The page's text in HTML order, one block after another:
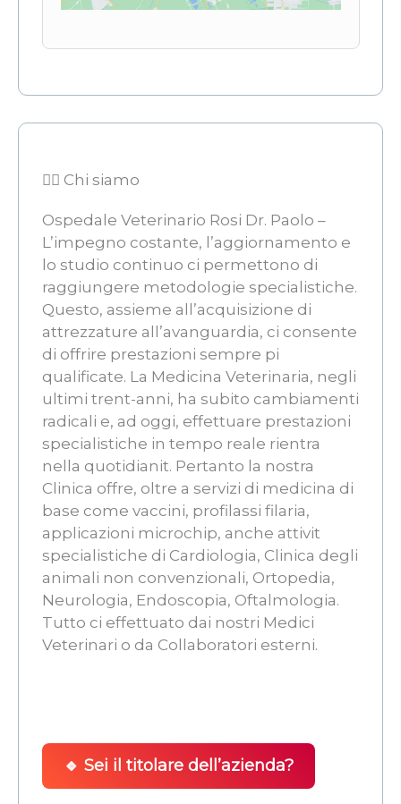
👨‍⚖️ Chi siamo
Ospedale Veterinario Rosi Dr. Paolo –
L’impegno costante, l’aggiornamento e
lo studio continuo ci permettono di
raggiungere metodologie specialistiche.
Questo, assieme all’acquisizione di
attrezzature all’avanguardia, ci consente
di offrire prestazioni sempre pi
qualificate. La Medicina Veterinaria, negli
ultimi trent-anni, ha subito cambiamenti
radicali e, ad oggi, effettuare prestazioni
specialistiche in tempo reale rientra
nella quotidianit. Pertanto la nostra
Clinica offre, oltre a servizi di medicina di
base come vaccini, profilassi filaria,
applicazioni microchip, anche attivit
specialistiche di Cardiologia, Clinica degli
animali non convenzionali, Ortopedia,
Neurologia, Endoscopia, Oftalmologia.
Tutto ci effettuato dai nostri Medici
Veterinari o da Collaboratori esterni.
🔹 Sei il titolare dell’azienda?